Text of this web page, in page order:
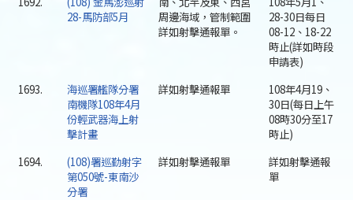
28-馬防部5月
周邊海域，管制範圍
詳如射擊通報單。
28-30日每日
08-12、18-22
時止(詳如時段
申請表)
1693.
海巡署艦隊分署
南機隊108年4月
份輕武器海上射
擊計畫
詳如射擊通報單
108年4月19、
30日(每日上午
08時30分至17
時止)
1694.
(108)署巡勤射字
第050號-東南沙
分署
詳如射擊通報單
詳如射擊通報
單